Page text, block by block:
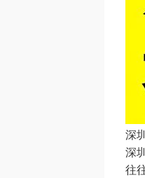
深
深
往